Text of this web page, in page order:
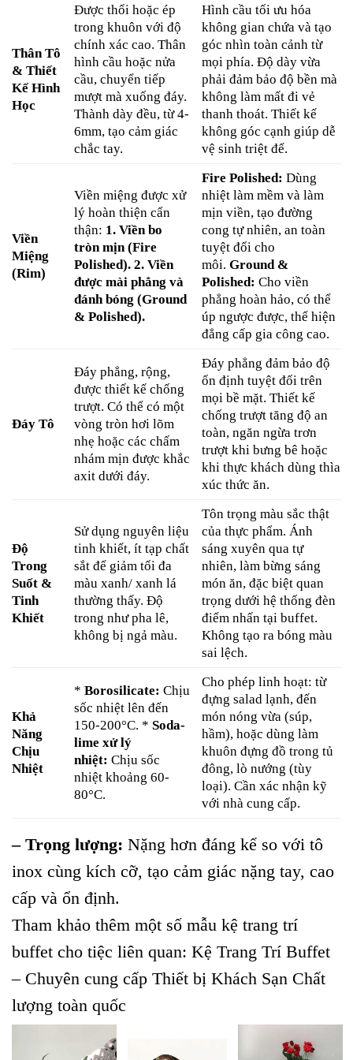
Thân Tô
& Thiết
Kế Hình
Học
Được thổi hoặc ép
trong khuôn với độ
chính xác cao. Thân
hình cầu hoặc nửa
cầu, chuyển tiếp
mượt mà xuống đáy.
Thành dày đều, từ 4-
6mm, tạo cảm giác
chắc tay.
Hình cầu tối ưu hóa
không gian chứa và tạo
góc nhìn toàn cảnh từ
mọi phía. Độ dày vừa
phải đảm bảo độ bền mà
không làm mất đi vẻ
thanh thoát. Thiết kế
không góc cạnh giúp dễ
vệ sinh triệt để.
Viền
Miệng
(Rim)
Viền miệng được xử
lý hoàn thiện cẩn
thận: 1. Viền bo
tròn mịn (Fire
Polished). 2. Viền
được mài phẳng và
đánh bóng (Ground
& Polished).
Fire Polished: Dùng
nhiệt làm mềm và làm
mịn viền, tạo đường
cong tự nhiên, an toàn
tuyệt đối cho
môi.Ground &
Polished: Cho viền
phẳng hoàn hảo, có thể
úp ngược được, thể hiện
đẳng cấp gia công cao.
Đáy Tô
Đáy phẳng, rộng,
được thiết kế chống
trượt. Có thể có một
vòng tròn hơi lõm
nhẹ hoặc các chấm
nhám mịn được khắc
axit dưới đáy.
Đáy phẳng đảm bảo độ
ổn định tuyệt đối trên
mọi bề mặt. Thiết kế
chống trượt tăng độ an
toàn, ngăn ngừa trơn
trượt khi bưng bê hoặc
khi thực khách dùng thìa
xúc thức ăn.
Độ
Trong
Suốt &
Tinh
Khiết
Sử dụng nguyên liệu
tinh khiết, ít tạp chất
sắt để giảm tối đa
màu xanh/ xanh lá
thường thấy. Độ
trong như pha lê,
không bị ngả màu.
Tôn trọng màu sắc thật
của thực phẩm. Ánh
sáng xuyên qua tự
nhiên, làm bừng sáng
món ăn, đặc biệt quan
trọng dưới hệ thống đèn
điểm nhấn tại buffet.
Không tạo ra bóng màu
sai lệch.
Khả
Năng
Chịu
Nhiệt
*Borosilicate: Chịu
sốc nhiệt lên đến
150-200°C. *Soda-
lime xử lý
nhiệt: Chịu sốc
nhiệt khoảng 60-
80°C.
Cho phép linh hoạt: từ
đựng salad lạnh, đến
món nóng vừa (súp,
hầm), hoặc dùng làm
khuôn đựng đồ trong tủ
đông, lò nướng (tùy
loại). Cần xác nhận kỹ
với nhà cung cấp.
– Trọng lượng: Nặng hơn đáng kể so với tô
inox cùng kích cỡ, tạo cảm giác nặng tay, cao
cấp và ổn định.
Tham khảo thêm một số mẫu kệ trang trí
buffet cho tiệc liên quan: Kệ Trang Trí Buffet
– Chuyên cung cấp Thiết bị Khách Sạn Chất
lượng toàn quốc